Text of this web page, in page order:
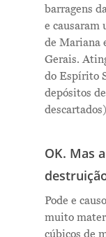
barragens
e causaram
de Mariana
Gerais.
do Espírito
depósitos
OK. Mas
Pode e
muito
cúbicos de